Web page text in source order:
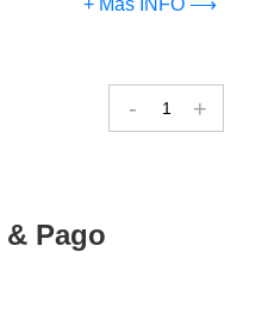
- +
Pago